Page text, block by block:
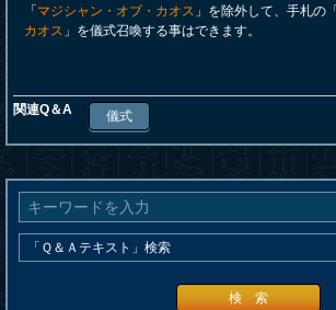
「 マジシャン・オブ・カオス 」を除外して、手札の「
カオス 」を儀式召喚する事はできます。
関連Q＆A 儀式
検 索